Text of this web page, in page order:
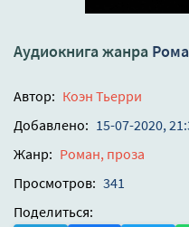
Аудиокнига жанра
Автор: Коэн Тьерри
Добавлено: 15-07-2020,
Жанр: Роман, проза
Просмотров: 341
Поделиться: